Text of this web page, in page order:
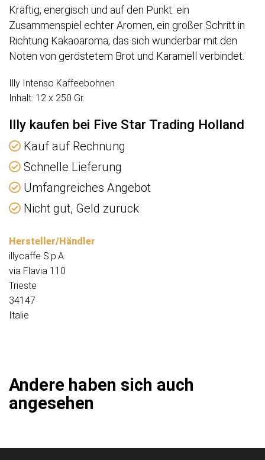
Kräftig, energisch und auf den Punkt: ein
Zusammenspiel echter Aromen, ein großer Schritt in
Richtung Kakaoaroma, das sich wunderbar mit den
Noten von geröstetem Brot und Karamell verbindet.
Illy Intenso Kaffeebohnen
Inhalt: 12 x 250 Gr.
Illy kaufen bei Five Star Trading Holland
Kauf auf Rechnung
Schnelle Lieferung
Umfangreiches Angebot
Nicht gut, Geld zurück
Hersteller/Händler
illycaffe S.p.A.
via Flavia 110
Trieste
34147
Italie
Andere haben sich auch
angesehen